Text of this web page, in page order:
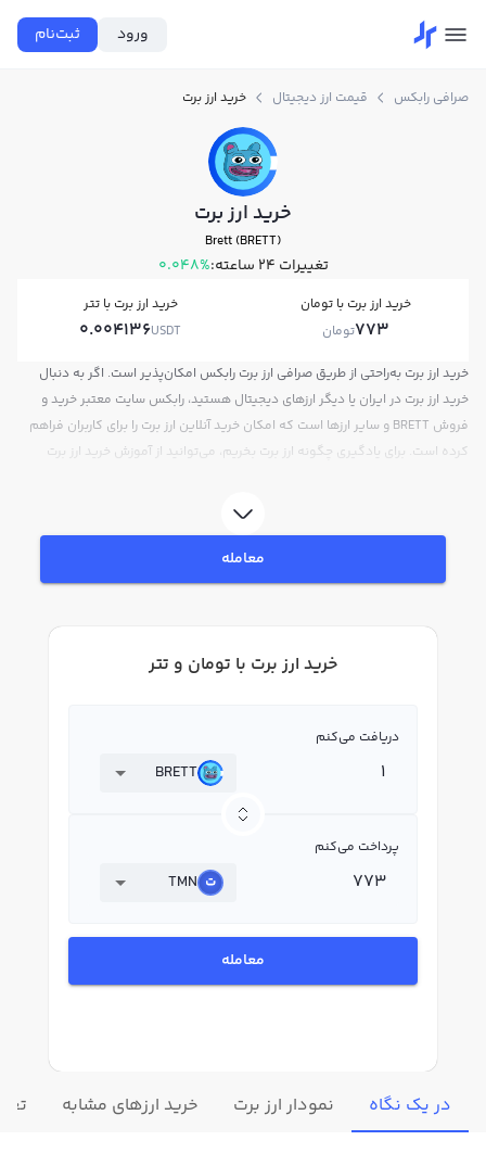
ورود ثبت‌نام
صرافی رابکس قیمت ارز دیجیتال خرید ارز برت
خرید ارز برت
Brett (BRETT)
تغییرات ۲۴ ساعته: 0.048%
خرید ارز برت با تومان
773تومان
خرید ارز برت با تتر
0.004136USDT
خرید ارز برت به‌راحتی از طریق صرافی ارز برت رابکس امکان‌پذیر است. اگر به دنبال
خرید ارز برت در ایران یا دیگر ارزهای دیجیتال هستید، رابکس سایت معتبر خرید و
فروش BRETT و سایر ارزها است که امکان خرید آنلاین ارز برت را برای کاربران فراهم
کرده است. برای یادگیری چگونه ارز برت بخریم، می‌توانید از آموزش خرید ارز برت
بپردازید. در بازار رابکس، قیمت لحظه‌ای، نمودار و امکانات فروش ارز برت نیز در
دسترس شما قرار دارد تا بتوانید تصمیمات بهتری در معاملات خود بگیرید.
معامله
خرید ارز برت با تومان و تتر
دریافت می‌کنم
BRETT
پرداخت می‌کنم
TMN
معامله
در یک نگاه نمودار ارز برت خرید ارزهای مشابه